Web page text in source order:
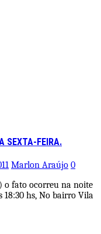
SEXTA-FEIRA.
Marlon Araújo 0
o fato ocorreu na noite
18:30 hs, No bairro Vila